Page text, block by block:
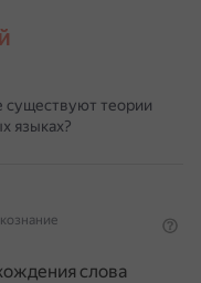
существуют теории
языках?
слова